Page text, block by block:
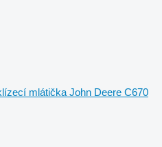
mlátička John Deere C670